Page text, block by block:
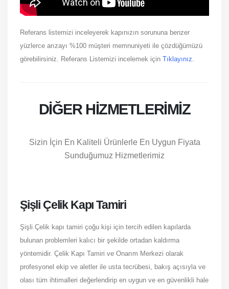
Referans listemizi inceleyerek kapınızın sorununa benzer
yüzlerce arızayı %100 müşteri memnuniyeti ile çözdüğümüzü
görebilirsiniz. Referans Listemizi incelemek için Tıklayınız.
DIĞER HIZMETLERIMIZ
Sizin İçin En Kaliteli Ürünlerle En Uygun Fiyata
Sunduğumuz Hizmetlerimiz
Şişli Çelik Kapı Tamiri
Şişli Çelik kapı tamiri çoğu kişi için tercih edilen kapılarda
bulunan problemleri kalıcı bir şekilde ortadan kaldırma
yöntemidir. Çelik Kapı Tamiri ve Onarım Merkezi olarak
profesyonel ekip ve aletler ile usta tecrübesi, bakış açısıyla ve
olası tüm ihtimalleri değerlendirip en uygun ve en güvenlikli hale